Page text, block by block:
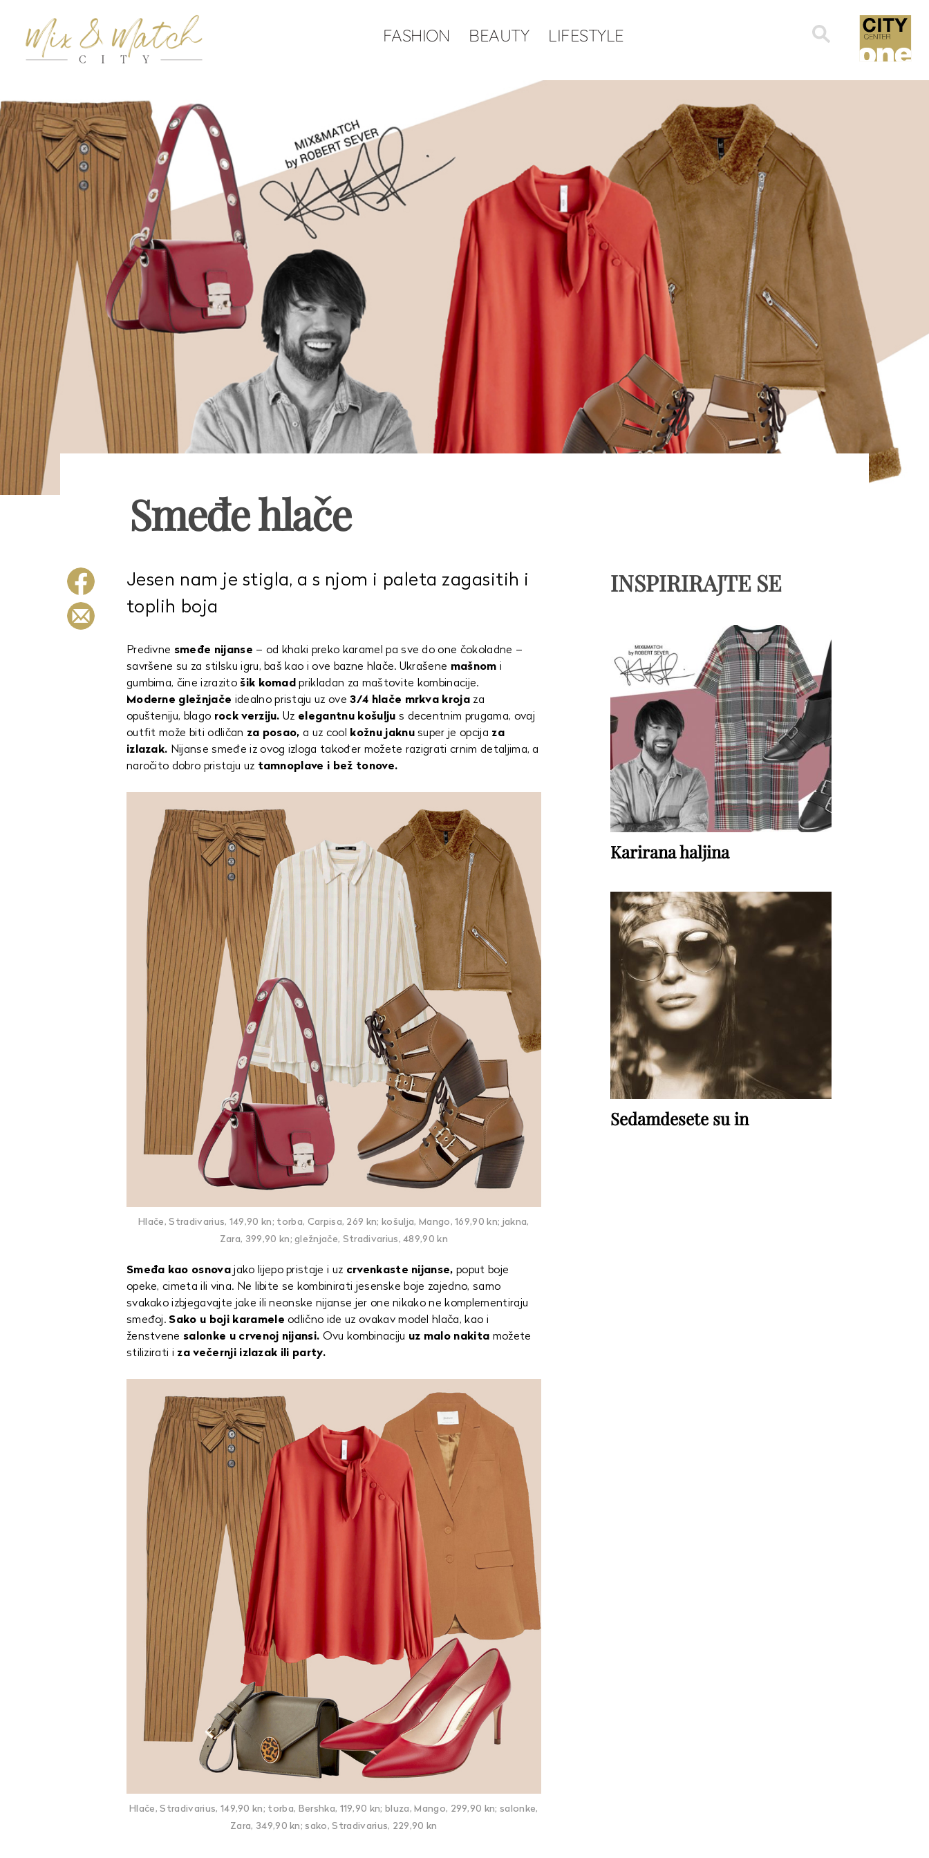
Search
for:
FASHION BEAUTY LIFESTYLE
Smeđe hlače
Jesen nam je stigla, a s njom i paleta zagasitih i
toplih boja
Predivne smeđe nijanse – od khaki preko karamel pa sve do one čokoladne –
savršene su za stilsku igru, baš kao i ove bazne hlače. Ukrašene mašnom i
gumbima, čine izrazito šik komad prikladan za maštovite kombinacije.
Moderne gležnjače idealno pristaju uz ove 3/4 hlače mrkva kroja za
opušteniju, blago rock verziju. Uz elegantnu košulju s decentnim prugama, ovaj
outfit može biti odličan za posao, a uz cool kožnu jaknusuper je opcija za
izlazak. Nijanse smeđe iz ovog izloga također možete razigrati crnim detaljima, a
naročito dobro pristaju uz tamnoplave i bež tonove.
Hlače, Stradivarius, 149,90 kn; torba, Carpisa, 269 kn; košulja, Mango, 169,90 kn; jakna,
Zara, 399,90 kn; gležnjače, Stradivarius, 489,90 kn
Smeđa kao osnova jako lijepo pristaje i uz crvenkaste nijanse, poput boje
opeke, cimeta ili vina. Ne libite se kombinirati jesenske boje zajedno, samo
svakako izbjegavajte jake ili neonske nijanse jer one nikako ne komplementiraju
smeđoj.Sako u boji karamele odlično ide uz ovakav model hlača, kao i
ženstvene salonke u crvenoj nijansi. Ovu kombinaciju uz malo nakita možete
stilizirati i za večernji izlazak ili party.
Hlače, Stradivarius, 149,90 kn; torba, Bershka, 119,90 kn; bluza, Mango, 299,90 kn; salonke,
Zara, 349,90 kn; sako, Stradivarius, 229,90 kn
INSPIRIRAJTE SE
Karirana haljina
Sedamdesete su in